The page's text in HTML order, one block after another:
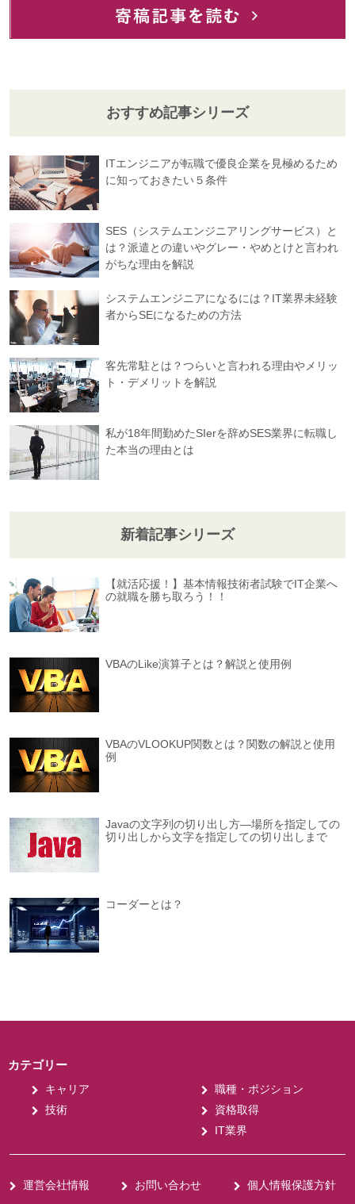
おすすめ記事シリーズ
ITエンジニアが転職で優良企業を見極めるため
に知っておきたい５条件
SES（システムエンジニアリングサービス）と
は？派遣との違いやグレー・やめとけと言われ
がちな理由を解説
システムエンジニアになるには？IT業界未経験
者からSEになるための方法
客先常駐とは？つらいと言われる理由やメリッ
ト・デメリットを解説
私が18年間勤めたSIerを辞めSES業界に転職し
た本当の理由とは
新着記事シリーズ
【就活応援！】基本情報技術者試験でIT企業へ
の就職を勝ち取ろう！！
VBAのLike演算子とは？解説と使用例
VBAのVLOOKUP関数とは？関数の解説と使用
例
Javaの文字列の切り出し方―場所を指定しての
切り出しから文字を指定しての切り出しまで
コーダーとは？
カテゴリー
キャリア
職種・ポジション
技術
資格取得
IT業界
運営会社情報 お問い合わせ 個人情報保護方針